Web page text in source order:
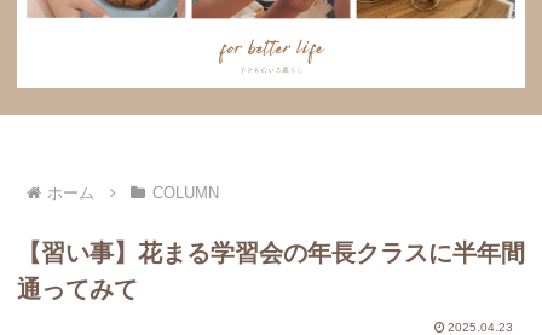
ホーム COLUMN
【習い事】花まる学習会の年長クラスに半年間
通ってみて
2025.04.23